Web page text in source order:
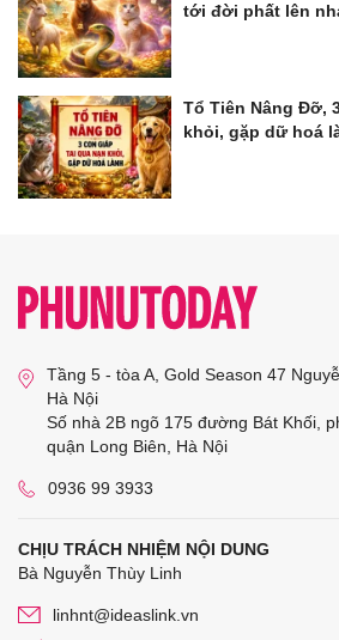
tới đời phất lên
Tổ Tiên Nâng Đỡ,
khỏi, gặp dữ hoá
Tầng 5 - tòa A, Gold Season 47
Hà Nội
Số nhà 2B ngõ 175 đường Bát Khối,
quận Long Biên, Hà Nội
0936 99 3933
CHỊU TRÁCH NHIỆM NỘI DUNG
Bà Nguyễn Thùy Linh
linhnt@ideaslink.vn